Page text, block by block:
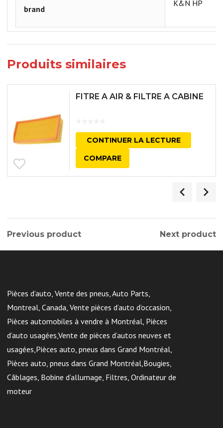
brand
K&N HP
Produits similaires
FITRE A AIR & FILTRE A CABINE
CONTINUER LA LECTURE
COMPARE
Previous product Next product
Pièces d’auto, Vente des pneus, Auto Parts,
Montreal, Canada, Vente pièces d’auto d’occasion,
Pièces automobiles à vendre à Montréal, Pièces
d’auto usagées,Vente de pièces d’autos neuves et
usagées,Pièces auto, pneus dans Grand Montréal,
Pièces auto, pneus dans Grand Montréal,Bougies,
Câblages, Bobine d’allumage, Filtres, Ordinateur de
moteur